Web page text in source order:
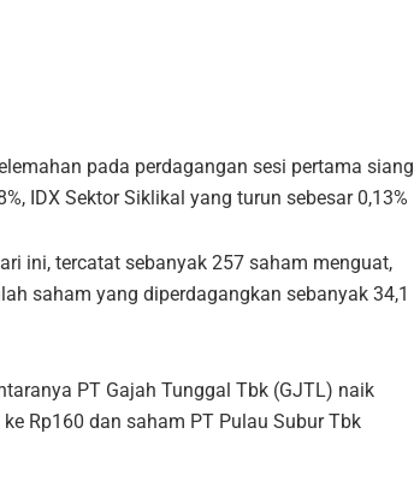
pada perdagangan sesi pertama siang
IDX Sektor Siklikal yang turun sebesar 0,13%
ini, tercatat sebanyak 257 saham menguat,
saham yang diperdagangkan sebanyak 34,1
PT Gajah Tunggal Tbk (GJTL) naik
Rp160 dan saham PT Pulau Subur Tbk